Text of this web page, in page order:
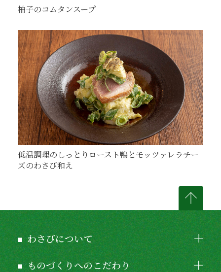
柚子のコムタンスープ
低温調理のしっとりロースト鴨とモッツァレラチー
ズのわさび和え
わさびについて
ものづくりへのこだわり